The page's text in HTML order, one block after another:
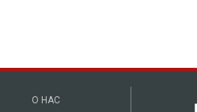
О НАС